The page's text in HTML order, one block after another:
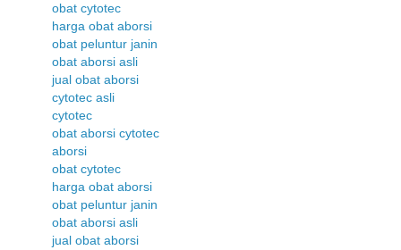
obat cytotec
harga obat aborsi
obat peluntur janin
obat aborsi asli
jual obat aborsi
cytotec asli
cytotec
obat aborsi cytotec
aborsi
obat cytotec
harga obat aborsi
obat peluntur janin
obat aborsi asli
jual obat aborsi